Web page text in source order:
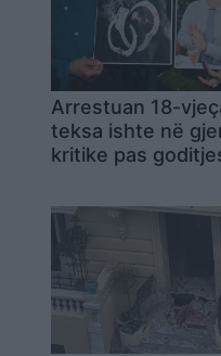
Arrestuan 18-
teksa ishte në
kritike pas
nën hetim për